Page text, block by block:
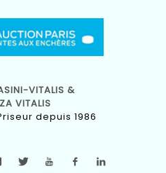
VITALIS &
VITALIS
depuis 1986